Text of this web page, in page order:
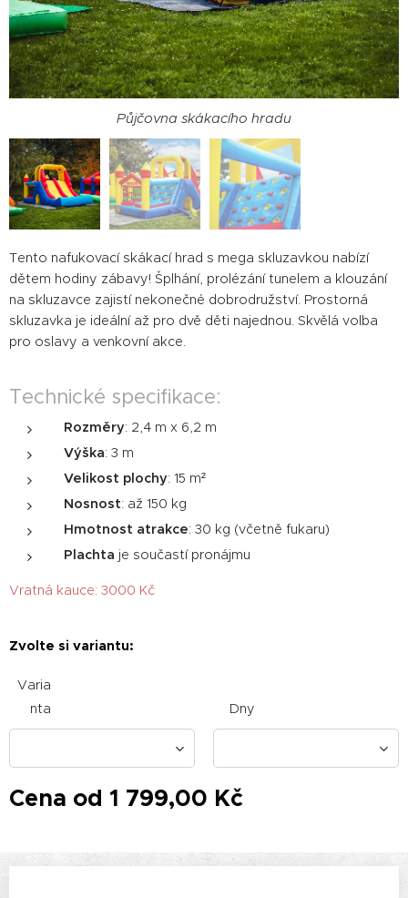
Půjčovna skákacího hradu
Půjčovna skákacího hradu
Tento nafukovací skákací hrad s mega skluzavkou nabízí
dětem hodiny zábavy! Šplhání, prolézání tunelem a klouzání
na skluzavce zajistí nekonečné dobrodružství. Prostorná
skluzavka je ideální až pro dvě děti najednou. Skvělá volba
pro oslavy a venkovní akce.
Technické specifikace:
Rozměry: 2,4 m x 6,2 m
Výška: 3 m
Velikost plochy: 15 m²
Nosnost: až 150 kg
Hmotnost atrakce: 30 kg (včetně fukaru)
Plachta je součastí pronájmu
Vratná kauce: 3000 Kč
Zvolte si variantu:
Varia
nta
Dny
Cena od 1 799,00 Kč